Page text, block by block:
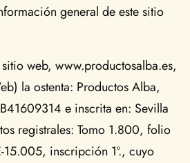
general de este sitio
web, www.productosalba.es,
la ostenta: Productos Alba,
e inscrita en: Sevilla
registrales: Tomo 1.800, folio
15.005, inscripción 1º., cuyo